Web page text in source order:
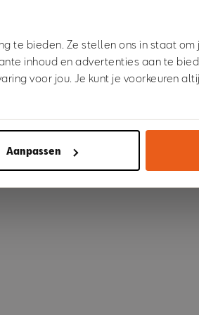
te bieden. Ze stellen ons in staat om
inhoud en advertenties aan te
voor jou. Je kunt je voorkeuren
Aanpassen
refreshing the app
Refresh